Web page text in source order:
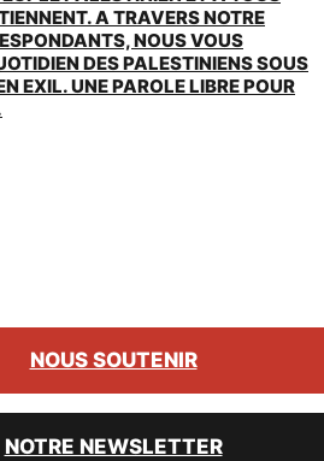
A TRAVERS NOTRE
NOUS VOUS
DES PALESTINIENS SOUS
EXIL. UNE PAROLE LIBRE POUR
NOUS SOUTENIR
NOTRE NEWSLETTER